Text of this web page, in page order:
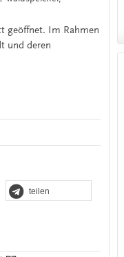
geöffnet. Im Rahmen
und deren
teilen